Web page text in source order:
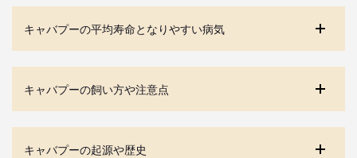
キャバプーの平均寿命となりやすい病気
キャバプーの飼い方や注意点
キャバプーの起源や歴史